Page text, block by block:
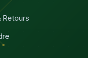
Retours